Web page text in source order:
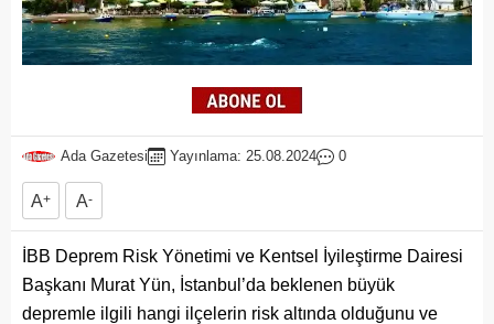
Ada Gazetesi Yayınlama: 25.08.2024 0
A+ A-
İBB Deprem Risk Yönetimi ve Kentsel İyileştirme Dairesi
Başkanı Murat Yün, İstanbul’da beklenen büyük
depremle ilgili hangi ilçelerin risk altında olduğunu ve